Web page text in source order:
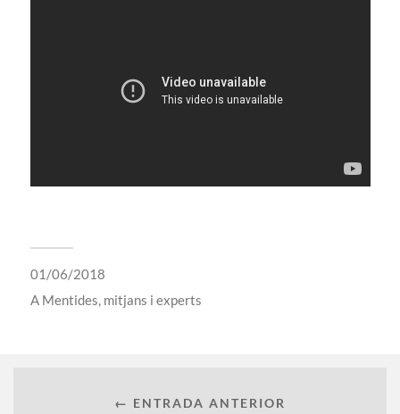
01/06/2018
A Mentides, mitjans i experts
← ENTRADA ANTERIOR